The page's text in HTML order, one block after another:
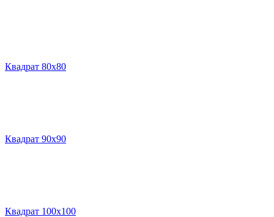
Квадрат 80х80
Квадрат 90х90
Квадрат 100х100